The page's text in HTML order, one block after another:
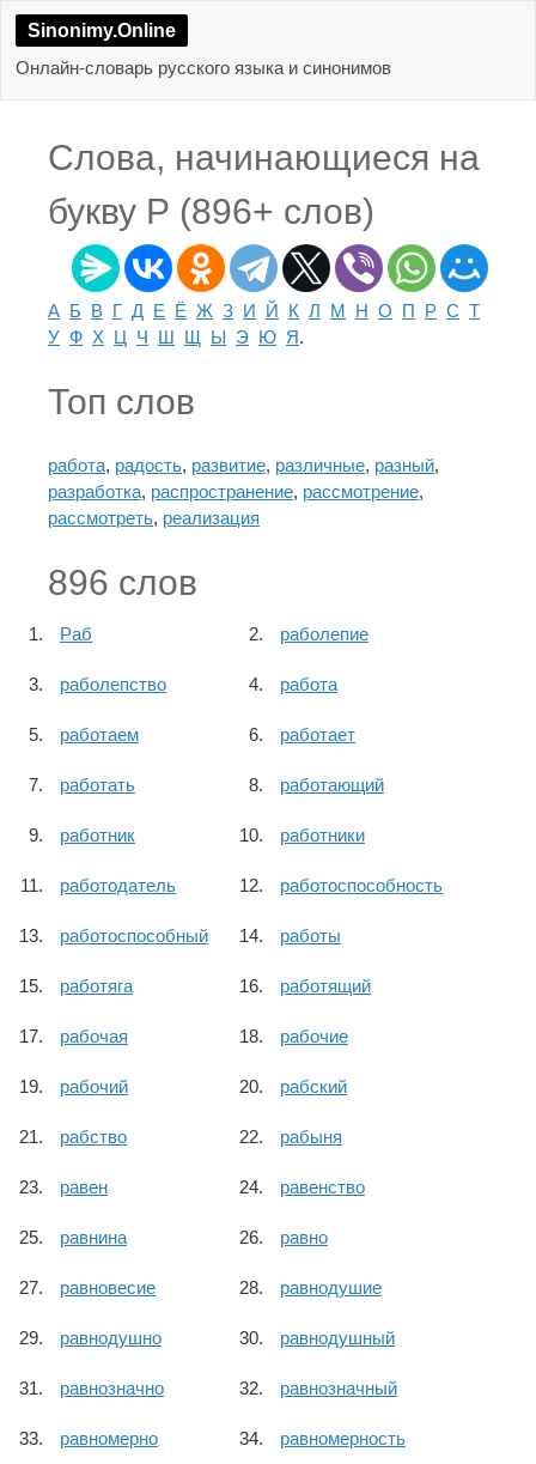
Sinonimy.Online
Онлайн-словарь русского языка и синонимов
Слова, начинающиеся на
букву Р (896+ слов)
А Б В Г Д Е Ё Ж З И Й К Л М Н О П Р С Т
У Ф Х Ц Ч Ш Щ Ы Э Ю Я.
Топ слов
работа, радость, развитие, различные, разный,
разработка, распространение, рассмотрение,
рассмотреть, реализация
896 слов
Раб раболепие
раболепство работа
работаем работает
работать работающий
работник работники
работодатель работоспособность
работоспособный работы
работяга работящий
рабочая рабочие
рабочий рабский
рабство рабыня
равен равенство
равнина равно
равновесие равнодушие
равнодушно равнодушный
равнозначно равнозначный
равномерно равномерность